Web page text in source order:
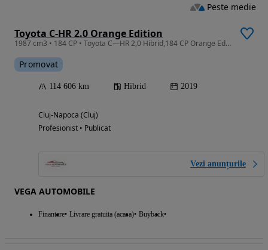
Toyota C-HR 2.0 Orange Edition
1987 cm3 • 184 CP • Toyota C—HR 2,0 Hibrid,184 CP Orange Edition, Garantie 2030, Rate
Promovat
114 606 km Hibrid 2019
Cluj-Napoca (Cluj)
Profesionist • Publicat
Vezi anunțurile
VEGA AUTOMOBILE
Finantare Livrare gratuita (acasa) Buyback
Peste medie